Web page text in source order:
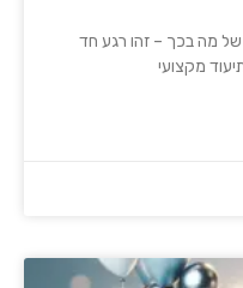
של מה בכך – זהו רגע חד
מקצועי